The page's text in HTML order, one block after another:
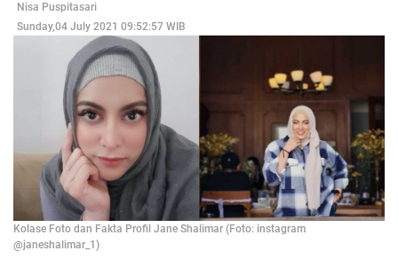
Nisa Puspitasari
Sunday,04 July 2021 09:52:57 WIB
Kolase Foto dan Fakta Profil Jane Shalimar (Foto: instagram
@janeshalimar_1)